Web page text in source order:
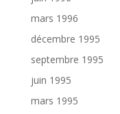
mars 1996
décembre 1995
septembre 1995
juin 1995
mars 1995